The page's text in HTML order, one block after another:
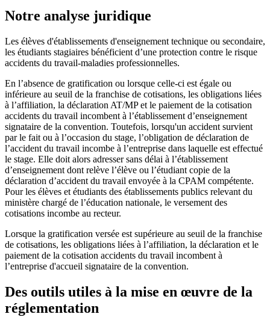
Notre analyse juridique
Les élèves d'établissements d'enseignement technique ou secondaire,
les étudiants stagiaires bénéficient d’une protection contre le risque
accidents du travail-maladies professionnelles.
En l’absence de gratification ou lorsque celle-ci est égale ou
inférieure au seuil de la franchise de cotisations, les obligations liées
à l’affiliation, la déclaration AT/MP et le paiement de la cotisation
accidents du travail incombent à l’établissement d’enseignement
signataire de la convention. Toutefois, lorsqu'un accident survient
par le fait ou à l’occasion du stage, l’obligation de déclaration de
l’accident du travail incombe à l’entreprise dans laquelle est effectué
le stage. Elle doit alors adresser sans délai à l’établissement
d’enseignement dont relève l’élève ou l’étudiant copie de la
déclaration d’accident du travail envoyée à la CPAM compétente.
Pour les élèves et étudiants des établissements publics relevant du
ministère chargé de l’éducation nationale, le versement des
cotisations incombe au recteur.
Lorsque la gratification versée est supérieure au seuil de la franchise
de cotisations, les obligations liées à l’affiliation, la déclaration et le
paiement de la cotisation accidents du travail incombent à
l’entreprise d'accueil signataire de la convention.
Des outils utiles à la mise en œuvre de la
réglementation